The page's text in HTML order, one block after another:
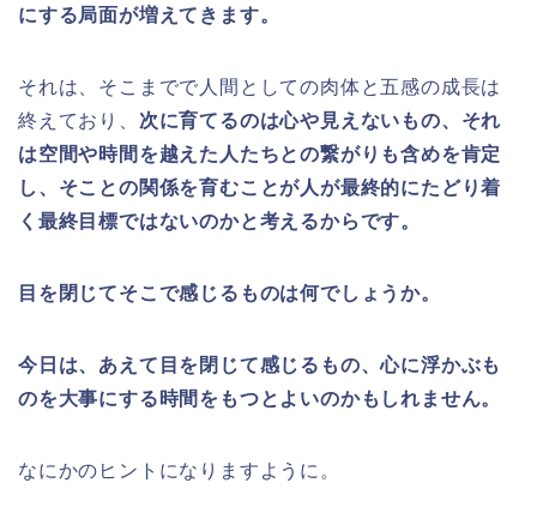
にする局面が増えてきます。
それは、そこまでで人間としての肉体と五感の成長は
終えており、 次に育てるのは心や見えないもの、それ
は空間や時間を越えた人たちとの繋がりも含めを肯定
し、そことの関係を育むことが人が最終的にたどり着
く最終目標ではないのかと考えるからです。
目を閉じてそこで感じるものは何でしょうか。
今日は、あえて目を閉じて感じるもの、心に浮かぶも
のを大事にする時間をもつとよいのかもしれません。
なにかのヒントになりますように。